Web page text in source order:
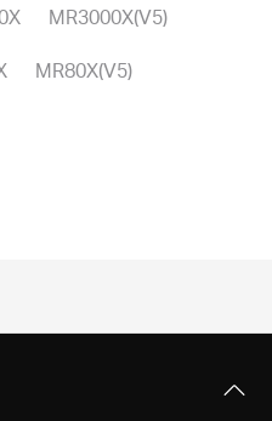
MR3000X(V5)
MR80X(V5)